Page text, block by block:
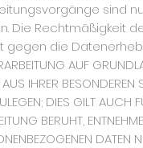
sind
Die Rechtmäßigkeit
die
AUF
IHRER BESONDEREN
DIES GILT AUCH
BERUHT,